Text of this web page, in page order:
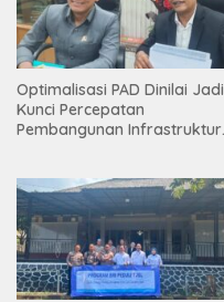
Optimalisasi PAD Dinilai Jadi
Kunci Percepatan
Pembangunan Infrastruktur